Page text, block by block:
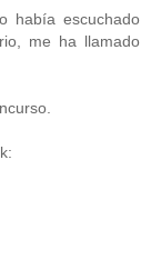
había escuchado
me ha llamado